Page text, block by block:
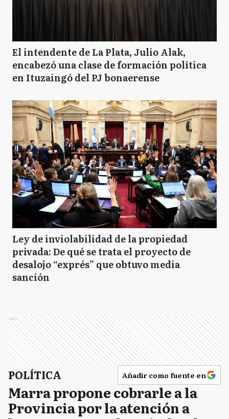
El intendente de La Plata, Julio Alak,
encabezó una clase de formación política
en Ituzaingó del PJ bonaerense
Ley de inviolabilidad de la propiedad
privada: De qué se trata el proyecto de
desalojo “exprés” que obtuvo media
sanción
Ads
POLÍTICA Añadir como fuente en
Marra propone cobrarle a la
Provincia por la atención a